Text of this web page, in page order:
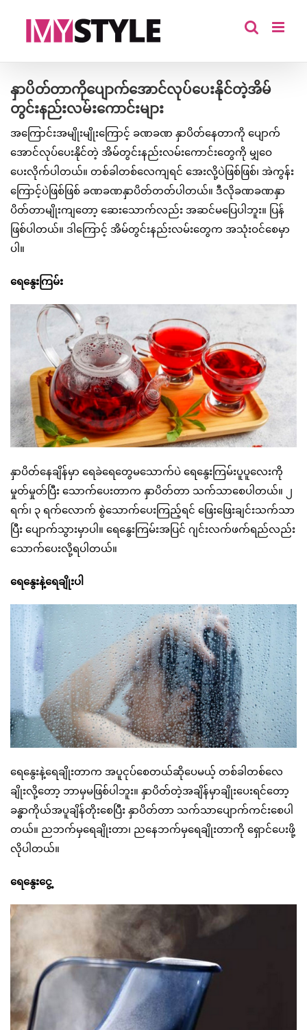
နှာပိတ်တာကိုပျောက်အောင်လုပ်ပေးနိုင်တဲ့အိမ်
တွင်းနည်းလမ်းကောင်းများ
အကြောင်းအမျိုးမျိုးကြောင့် ခဏခဏ နှာပိတ်နေတာကို ပျောက်
အောင်လုပ်ပေးနိုင်တဲ့ အိမ်တွင်းနည်းလမ်းကောင်းတွေကို မျှဝေ
ပေးလိုက်ပါတယ်။ တစ်ခါတစ်လေကျရင် အေးလို့ပဲဖြစ်ဖြစ်၊ အဲကွန်း
ကြောင့်ပဲဖြစ်ဖြစ် ခဏခဏနှာပိတ်တတ်ပါတယ်။ ဒီလိုခဏခဏနှာ
ပိတ်တာမျိုးကျတော့ ဆေးသောက်လည်း အဆင်မပြေပါဘူး။ ပြန်
ဖြစ်ပါတယ်။ ဒါကြောင့် အိမ်တွင်းနည်းလမ်းတွေက အသုံးဝင်စေမှာ
ပါ။
ရေနွေးကြမ်း
နှာပိတ်နေချိန်မှာ ရေခဲရေတွေမသောက်ပဲ ရေနွေးကြမ်းပူပူလေးကို
မှုတ်မှုတ်ပြီး သောက်ပေးတာက နှာပိတ်တာ သက်သာစေပါတယ်။ ၂
ရက်၊ ၃ ရက်လောက် စွဲသောက်ပေးကြည့်ရင် ဖြေးဖြေးချင်းသက်သာ
ပြီး ပျောက်သွားမှာပါ။ ရေနွေးကြမ်းအပြင် ဂျင်းလက်ဖက်ရည်လည်း
သောက်ပေးလို့ရပါတယ်။
ရေနွေးနဲ့ရေချိုးပါ
ရေနွေးနဲ့ရေချိုးတာက အပူငုပ်စေတယ်ဆိုပေမယ့် တစ်ခါတစ်လေ
ချိုးလို့တော့ ဘာမှမဖြစ်ပါဘူး။ နှာပိတ်တဲ့အချိန်မှာချိုးပေးရင်တော့
ခန္ဓာကိုယ်အပူချိန်တိုးစေပြီး နှာပိတ်တာ သက်သာပျောက်ကင်းစေပါ
တယ်။ ညဘက်မှရေချိုးတာ၊ ညနေဘက်မှရေချိုးတာကို ရှောင်ပေးဖို့
လိုပါတယ်။
ရေနွေးငွေ့